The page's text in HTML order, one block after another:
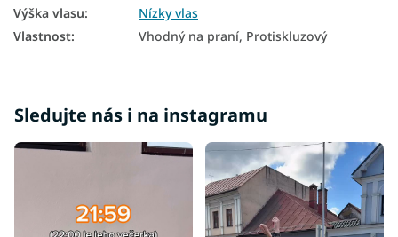
Výška vlasu:
Nízky vlas
Vlastnost: Vhodný na praní, Protiskluzový
Sledujte nás i na instagramu